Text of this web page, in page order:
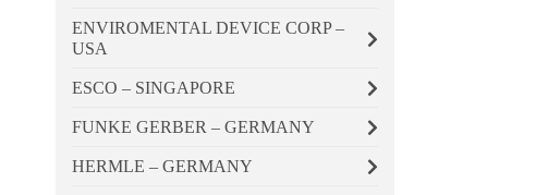
ENVIROMENTAL DEVICE CORP –
USA
ESCO – SINGAPORE
FUNKE GERBER – GERMANY
HERMLE – GERMANY